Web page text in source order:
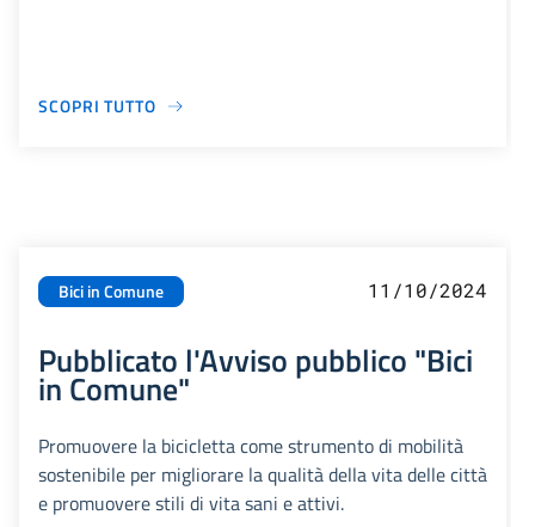
SCOPRI TUTTO
Bici in Comune 11/10/2024
Pubblicato l'Avviso pubblico "Bici
in Comune"
Promuovere la bicicletta come strumento di mobilità
sostenibile per migliorare la qualità della vita delle città
e promuovere stili di vita sani e attivi.